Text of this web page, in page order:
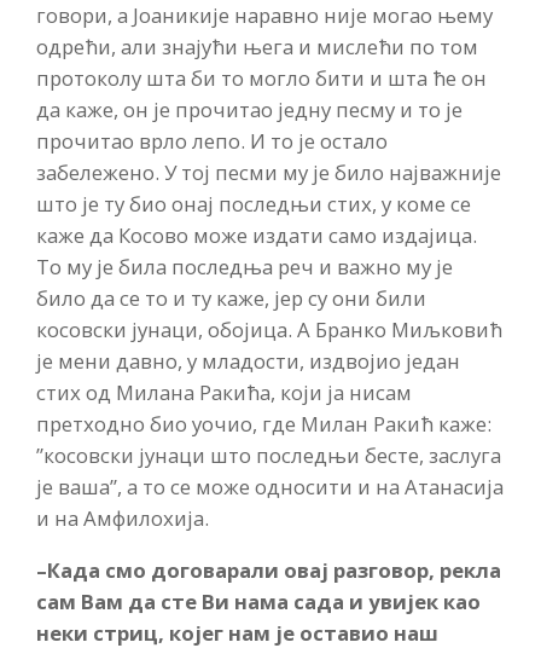
говори, а Јоаникије наравно није могао њему
одрећи, али знајући њега и мислећи по том
протоколу шта би то могло бити и шта ће он
да каже, он је прочитао једну песму и то је
прочитао врло лепо. И то је остало
забележено. У тој песми му је било најважније
што је ту био онај последњи стих, у коме се
каже да Косово може издати само издајица.
То му је била последња реч и важно му је
било да се то и ту каже, јер су они били
косовски јунаци, обојица. А Бранко Миљковић
је мени давно, у младости, издвојио један
стих од Милана Ракића, који ја нисам
претходно био уочио, где Милан Ракић каже:
”косовски јунаци што последњи бесте, заслуга
је ваша”, а то се може односити и на Атанасија
и на Амфилохија.
–Када смо договарали овај разговор, рекла
сам Вам да сте Ви нама сада и увијек као
неки стриц, којег нам је оставио наш